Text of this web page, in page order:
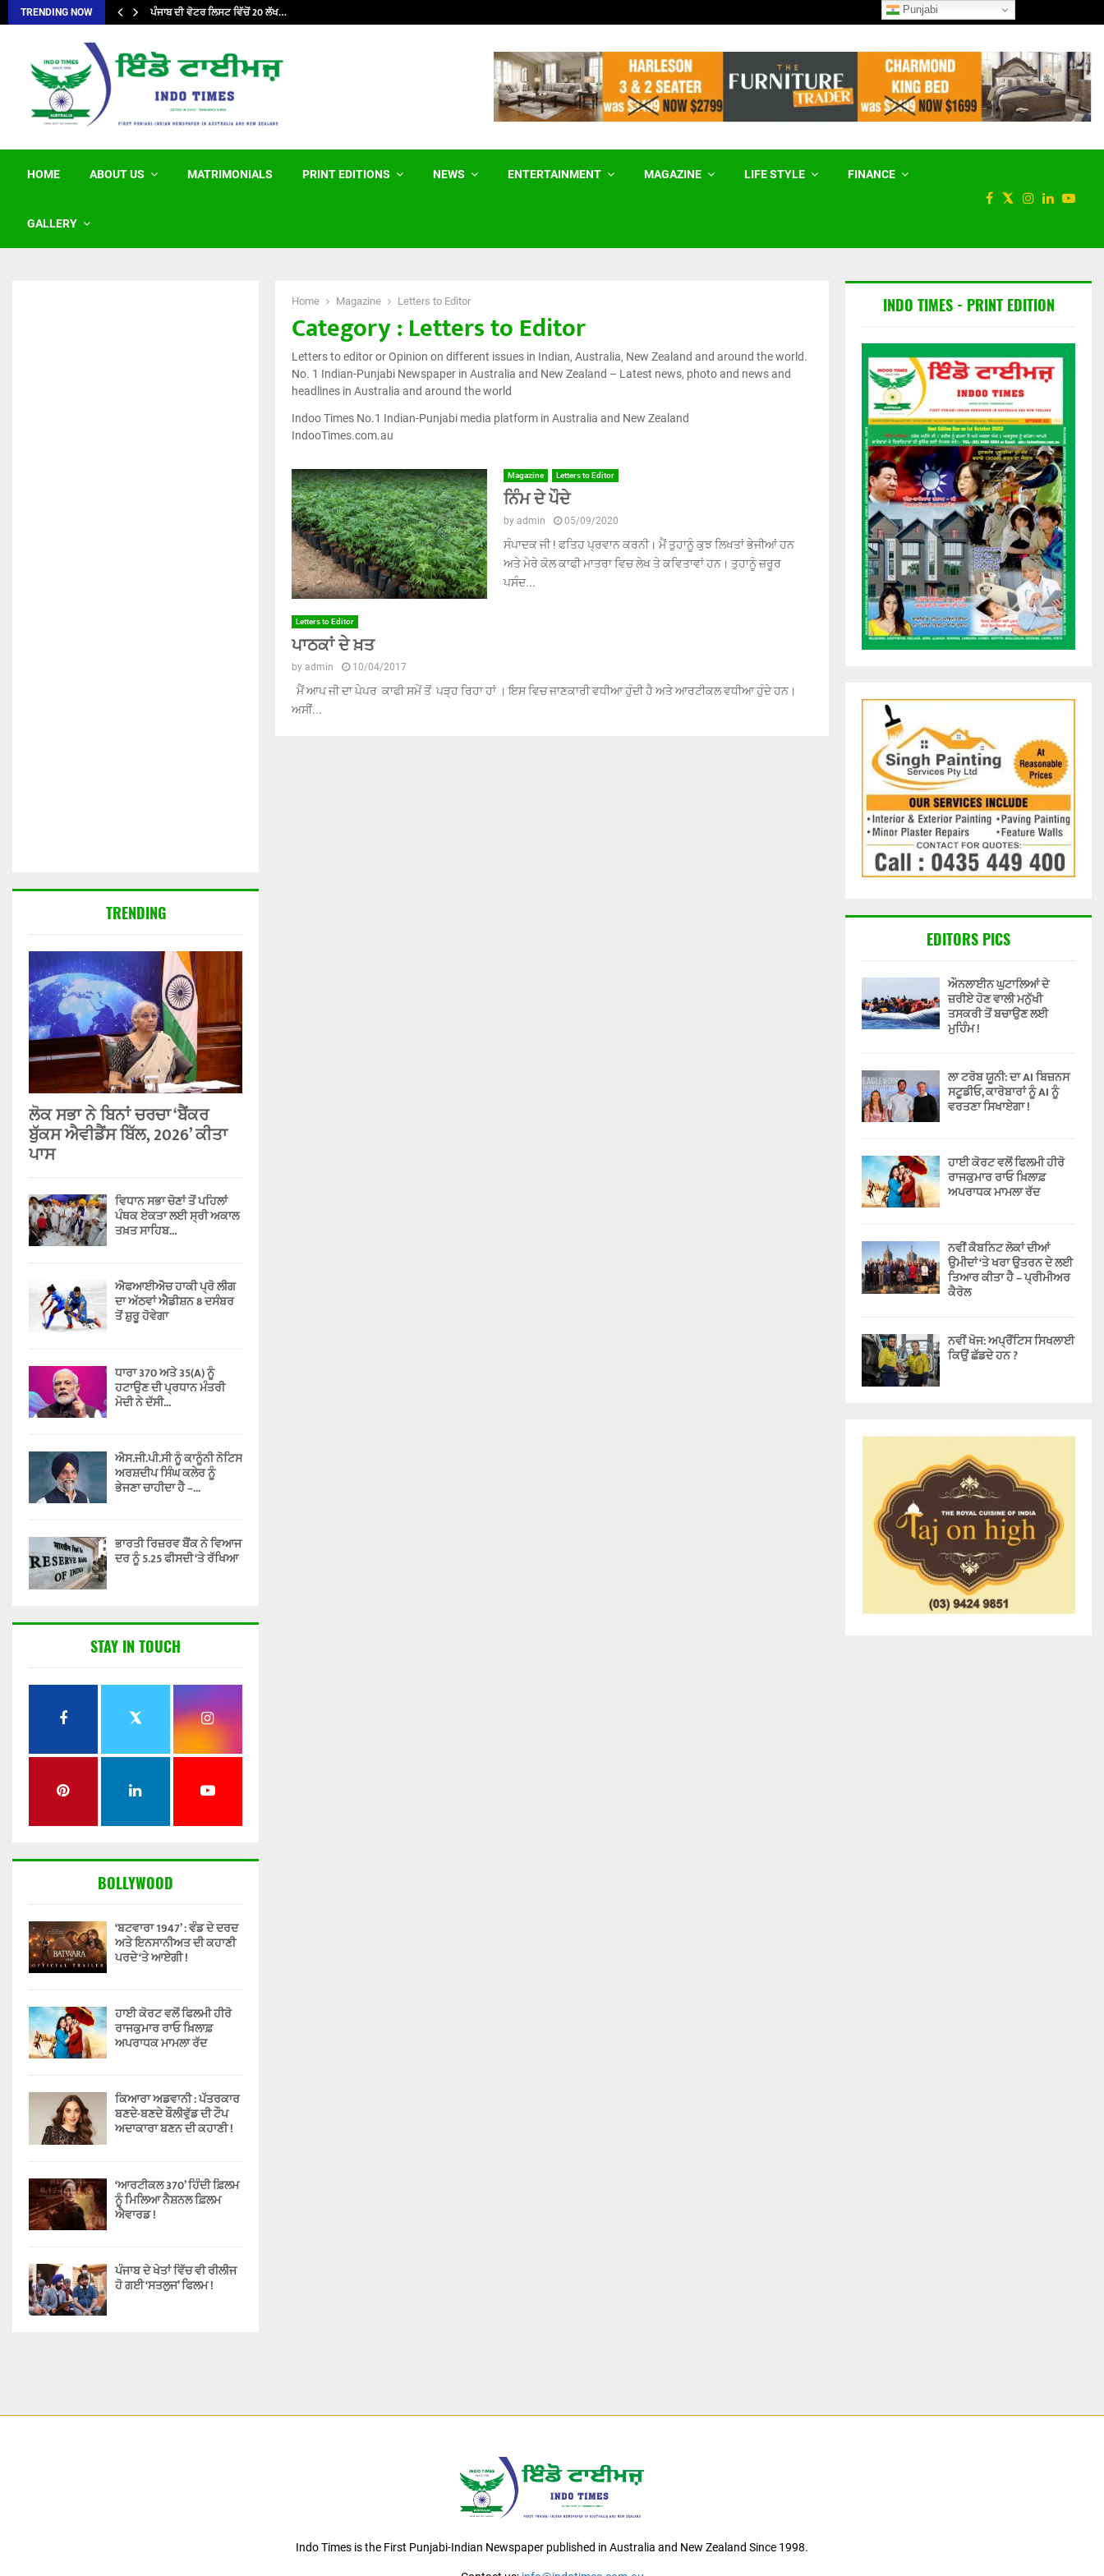
TRENDING NOW ਪੰਜਾਬ ਦੀ ਵੋਟਰ ਲਿਸਟ ਵਿੱਚੋਂ 20 ਲੱਖ… ਆਰਮੀ ਪਬਲਿਕ ਸਕੂਲ ਵਿੱਚ
HOME ABOUT US MATRIMONIALS PRINT EDITIONS NEWS ENTERTAINMENT MAGAZINE LIFE STYLE FINANCE
GALLERY
Home Magazine Letters to Editor
Category : Letters to Editor
Letters to editor or Opinion on different issues in Indian, Australia, New Zealand and around the world.
No. 1 Indian-Punjabi Newspaper in Australia and New Zealand – Latest news, photo and news and
headlines in Australia and around the world
Indoo Times No.1 Indian-Punjabi media platform in Australia and New Zealand
IndooTimes.com.au
Magazine Letters to Editor
ਨਿੰਮ ਦੇ ਪੌਦੇ
by admin 05/09/2020
ਸੰਪਾਦਕ ਜੀ ! ਫਤਿਹ ਪ੍ਰਵਾਨ ਕਰਨੀ। ਮੈਂ ਤੁਹਾਨੂੰ ਕੁਝ ਲਿਖਤਾਂ ਭੇਜੀਆਂ ਹਨ
ਅਤੇ ਮੇਰੇ ਕੋਲ ਕਾਫੀ ਮਾਤਰਾ ਵਿਚ ਲੇਖ ਤੇ ਕਵਿਤਾਵਾਂ ਹਨ। ਤੁਹਾਨੂੰ ਜ਼ਰੂਰ
ਪਸੰਦ...
Letters to Editor
ਪਾਠਕਾਂ ਦੇ ਖ਼ਤ
by admin 10/04/2017
ਮੈਂ ਆਪ ਜੀ ਦਾ ਪੇਪਰ ਕਾਫੀ ਸਮੇਂ ਤੋਂ ਪੜ੍ਹ ਰਿਹਾ ਹਾਂ । ਇਸ ਵਿਚ ਜਾਣਕਾਰੀ ਵਧੀਆ ਹੁੰਦੀ ਹੈ ਅਤੇ ਆਰਟੀਕਲ ਵਧੀਆ ਹੁੰਦੇ ਹਨ।
ਅਸੀਂ...
TRENDING
ਲੋਕ ਸਭਾ ਨੇ ਬਿਨਾਂ ਚਰਚਾ ‘ਬੈਂਕਰ
ਬੁੱਕਸ ਐਵੀਡੈਂਸ ਬਿੱਲ, 2026’ ਕੀਤਾ
ਪਾਸ
ਵਿਧਾਨ ਸਭਾ ਚੋਣਾਂ ਤੋਂ ਪਹਿਲਾਂ
ਪੰਥਕ ਏਕਤਾ ਲਈ ਸ੍ਰੀ ਅਕਾਲ
ਤਖ਼ਤ ਸਾਹਿਬ...
ਐਫਆਈਐਚ ਹਾਕੀ ਪ੍ਰੋ ਲੀਗ
ਦਾ ਅੱਠਵਾਂ ਐਡੀਸ਼ਨ 8 ਦਸੰਬਰ
ਤੋਂ ਸ਼ੁਰੂ ਹੋਵੇਗਾ
ਧਾਰਾ 370 ਅਤੇ 35(A) ਨੂੰ
ਹਟਾਉਣ ਦੀ ਪ੍ਰਧਾਨ ਮੰਤਰੀ
ਮੋਦੀ ਨੇ ਦੱਸੀ...
ਐਸ.ਜੀ.ਪੀ.ਸੀ ਨੂੰ ਕਾਨੂੰਨੀ ਨੋਟਿਸ
ਅਰਸ਼ਦੀਪ ਸਿੰਘ ਕਲੇਰ ਨੂੰ
ਭੇਜਣਾ ਚਾਹੀਦਾ ਹੈ –...
ਭਾਰਤੀ ਰਿਜ਼ਰਵ ਬੈਂਕ ਨੇ ਵਿਆਜ
ਦਰ ਨੂੰ 5.25 ਫੀਸਦੀ ‘ਤੇ ਰੱਖਿਆ
STAY IN TOUCH
BOLLYWOOD
‘ਬਟਵਾਰਾ 1947’ : ਵੰਡ ਦੇ ਦਰਦ
ਅਤੇ ਇਨਸਾਨੀਅਤ ਦੀ ਕਹਾਣੀ
ਪਰਦੇ ‘ਤੇ ਆਏਗੀ !
ਹਾਈ ਕੋਰਟ ਵਲੋਂ ਫਿਲਮੀ ਹੀਰੋ
ਰਾਜਕੁਮਾਰ ਰਾਓ ਖ਼ਿਲਾਫ਼
ਅਪਰਾਧਕ ਮਾਮਲਾ ਰੱਦ
ਕਿਆਰਾ ਅਡਵਾਨੀ : ਪੱਤਰਕਾਰ
ਬਣਦੇ-ਬਣਦੇ ਬੌਲੀਵੁੱਡ ਦੀ ਟੌਪ
ਅਦਾਕਾਰਾ ਬਣਨ ਦੀ ਕਹਾਣੀ !
‘ਆਰਟੀਕਲ 370’ ਹਿੰਦੀ ਫ਼ਿਲਮ
ਨੂੰ ਮਿਲਿਆ ਨੈਸ਼ਨਲ ਫ਼ਿਲਮ
ਐਵਾਰਡ !
ਪੰਜਾਬ ਦੇ ਖੇਤਾਂ ਵਿੱਚ ਵੀ ਰੀਲੀਜ
ਹੋ ਗਈ ‘ਸਤਲੁਜ’ ਫਿਲਮ !
INDO TIMES - PRINT EDITION
EDITORS PICS
ਔਨਲਾਈਨ ਘੁਟਾਲਿਆਂ ਦੇ
ਜ਼ਰੀਏ ਹੋਣ ਵਾਲੀ ਮਨੁੱਖੀ
ਤਸਕਰੀ ਤੋਂ ਬਚਾਉਣ ਲਈ
ਮੁਹਿੰਮ !
ਲਾ ਟਰੋਬ ਯੂਨੀ: ਦਾ AI ਬਿਜ਼ਨਸ
ਸਟੂਡੀਓ, ਕਾਰੋਬਾਰਾਂ ਨੂੰ AI ਨੂੰ
ਵਰਤਣਾ ਸਿਖਾਏਗਾ !
ਹਾਈ ਕੋਰਟ ਵਲੋਂ ਫਿਲਮੀ ਹੀਰੋ
ਰਾਜਕੁਮਾਰ ਰਾਓ ਖ਼ਿਲਾਫ਼
ਅਪਰਾਧਕ ਮਾਮਲਾ ਰੱਦ
ਨਵੀਂ ਕੈਬਨਿਟ ਲੋਕਾਂ ਦੀਆਂ
ਉਮੀਦਾਂ ‘ਤੇ ਖਰਾ ਉਤਰਨ ਦੇ ਲਈ
ਤਿਆਰ ਕੀਤਾ ਹੈ – ਪ੍ਰੀਮੀਅਰ
ਕੈਰੋਲ
ਨਵੀਂ ਖੋਜ: ਅਪ੍ਰੈਂਟਿਸ ਸਿਖਲਾਈ
ਕਿਉਂ ਛੱਡਦੇ ਹਨ ?
Indo Times is the First Punjabi-Indian Newspaper published in Australia and New Zealand Since 1998.
Punjabi